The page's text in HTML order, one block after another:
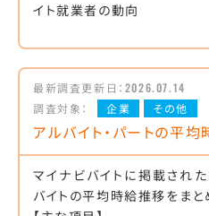
イト就業者の動向
最新調査更新日： 2026.07.14
調査対象：
企業 その他
アルバイト・パートの平均
マイナビバイトに掲載され
バイトの平均時給推移をまと